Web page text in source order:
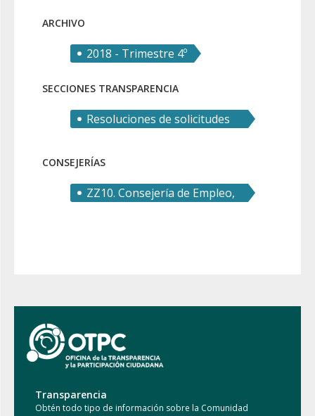
ARCHIVO
2018 - Trimestre 4º
SECCIONES TRANSPARENCIA
Resoluciones de solicitudes
CONSEJERÍAS
ZZ10. Consejería de Empleo,
Transparencia
Obtén todo tipo de información sobre la Comunidad